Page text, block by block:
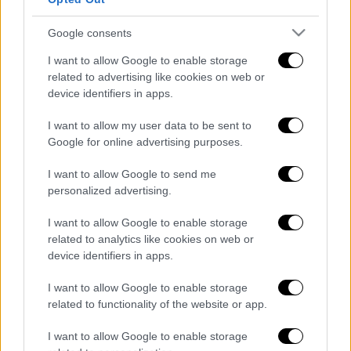
Google consents
I want to allow Google to enable storage
related to advertising like cookies on web or
device identifiers in apps.
I want to allow my user data to be sent to
Google for online advertising purposes.
I want to allow Google to send me
personalized advertising.
I want to allow Google to enable storage
related to analytics like cookies on web or
device identifiers in apps.
I want to allow Google to enable storage
related to functionality of the website or app.
I want to allow Google to enable storage
καταχώρηση
Διαβάστε ακόμη
Συνελήφθησαν δύο μέλη μαφίας στο
Παλαιό Φάληρο - Οι εκβιασμοί, οι
ξυλοδαρμοί και τα προσωνύμια «πίτμπουλ»
και «μπουλντόγκ»
Βίντεο-σοκ από το μακελειό σε σχολείο
στην Ταϊλάνδη: Η στιγμή που ο 14χρονος
ανοίγει πυρ - Στους 9 ανέβηκαν οι νεκροί